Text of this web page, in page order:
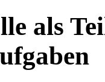
als